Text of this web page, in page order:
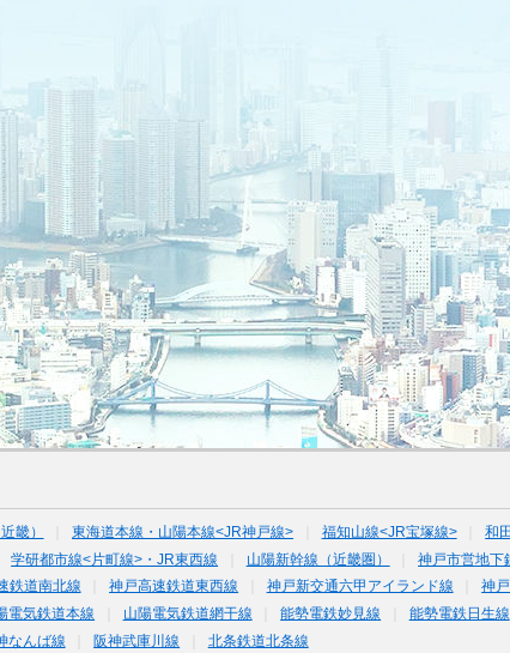
畿） 東海道本線・山陽本線<JR神戸線> 福知山線<JR宝塚線> 和
学研都市線<片町線>・JR東西線
山陽新幹線（近畿圏）
神戸市営地下
鉄道南北線
神戸高速鉄道東西線 神戸新交通六甲アイランド線 神
電気鉄道本線
山陽電気鉄道網干線 能勢電鉄妙見線 能勢電鉄日生線
なんば線
阪神武庫川線 北条鉄道北条線